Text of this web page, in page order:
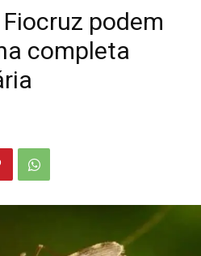
podem
completa